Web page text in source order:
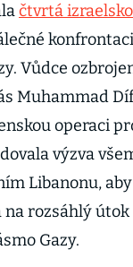
čtvrtá
Vůdce
Muhammad
operaci
výzva
Libanonu,
na rozsáhlý
Gazy.